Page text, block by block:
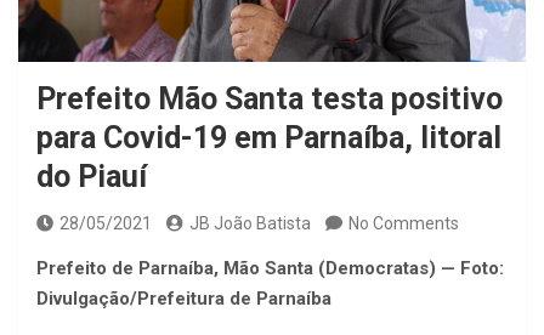
Prefeito Mão Santa testa positivo
para Covid-19 em Parnaíba, litoral
do Piauí
28/05/2021 JB João Batista No Comments
Prefeito de Parnaíba, Mão Santa (Democratas) — Foto:
Divulgação/Prefeitura de Parnaíba